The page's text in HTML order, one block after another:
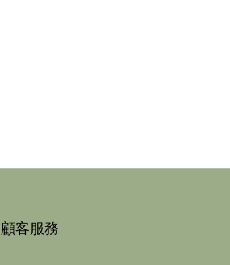
顧客服務